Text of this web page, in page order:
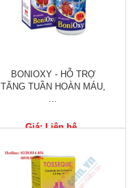
BONIOXY - HỖ TRỢ
TĂNG TUẦN HOÀN MÁU,
Giá: Liên hệ